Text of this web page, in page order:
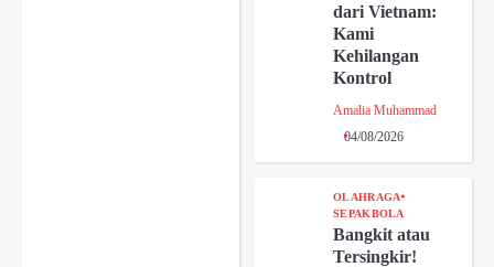
dari Vietnam:
Kami
Kehilangan
Kontrol
Amalia Muhammad
04/08/2026
OLAHRAGA
SEPAKBOLA
Bangkit atau
Tersingkir!